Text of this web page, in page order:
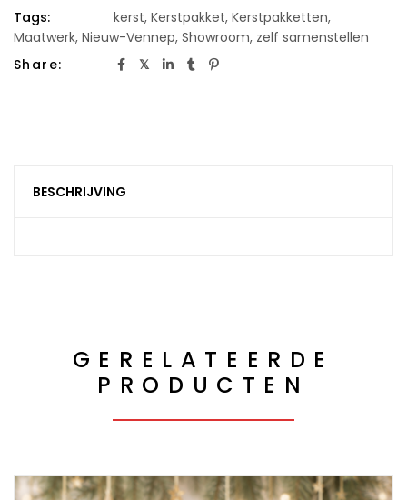
Tags:
kerst, Kerstpakket, Kerstpakketten,
Maatwerk, Nieuw-Vennep, Showroom, zelf samenstellen
Share:
BESCHRIJVING
GERELATEERDE
PRODUCTEN